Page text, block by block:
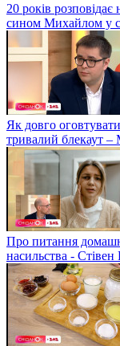
20 років
сином Михайлом у
Як довго
тривалий блекаут –
Про питання
насильства -